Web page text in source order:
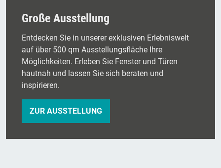
Große Ausstellung
Entdecken Sie in unserer exklusiven Erlebniswelt
auf über 500 qm Ausstellungsfläche Ihre
Möglichkeiten. Erleben Sie Fenster und Türen
hautnah und lassen Sie sich beraten und
inspirieren.
ZUR AUSSTELLUNG